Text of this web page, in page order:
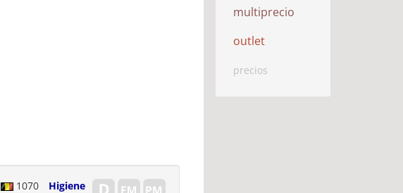
1070 Higiene
multiprecio
outlet
precios